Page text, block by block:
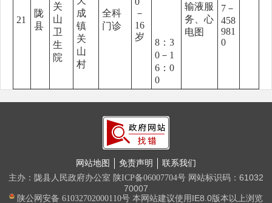
21
陇
县
关
山
卫
生
院
成
镇
关
山
村
全科
门诊
－
16
岁
8：3
0－1
6：0
0
输液服
务、心
电图
7－
458
981
0
网站地图 免责声明 联系我们
主办：陇县人民政府办公室 陕ICP备06007704号 网站标识码：61032
70007
陕公网安备 61032702000110号本网站建议使用IE8.0版本以上浏览